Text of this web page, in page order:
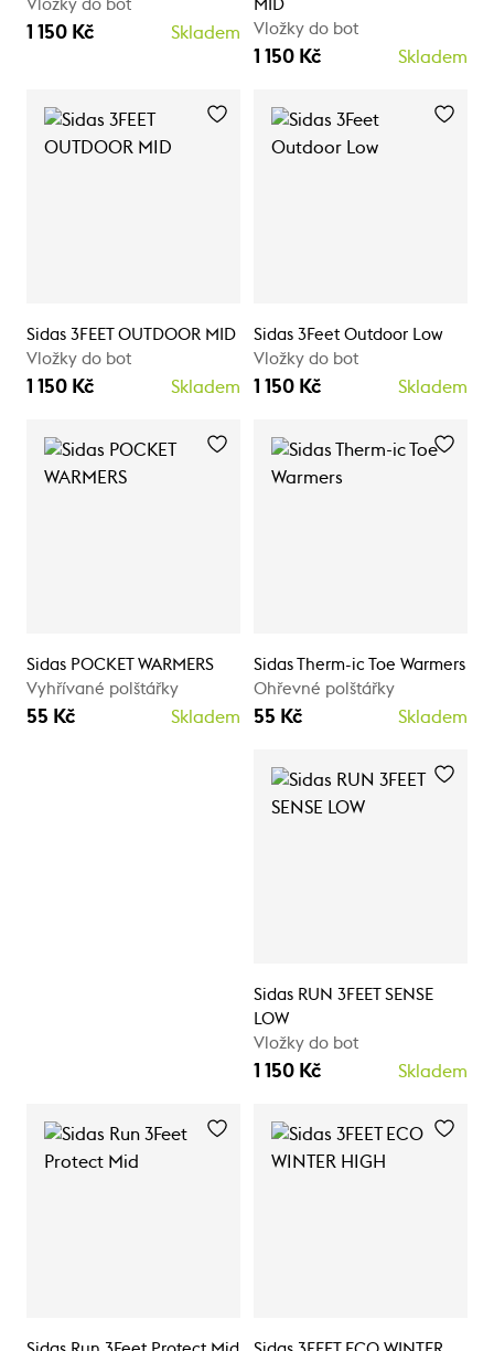
Vložky do bot
1 150 Kč Skladem
MID
Vložky do bot
1 150 Kč Skladem
Sidas 3FEET OUTDOOR MID
Vložky do bot
1 150 Kč Skladem
Sidas 3Feet Outdoor Low
Vložky do bot
1 150 Kč Skladem
Sidas POCKET WARMERS
Vyhřívané polštářky
55 Kč Skladem
Sidas Therm-ic Toe Warmers
Ohřevné polštářky
55 Kč Skladem
Sidas RUN 3FEET SENSE
LOW
Vložky do bot
1 150 Kč Skladem